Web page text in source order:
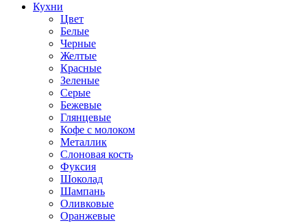
Кухни
Цвет
Белые
Черные
Желтые
Красные
Зеленые
Серые
Бежевые
Глянцевые
Кофе с молоком
Металлик
Слоновая кость
Фуксия
Шоколад
Шампань
Оливковые
Оранжевые